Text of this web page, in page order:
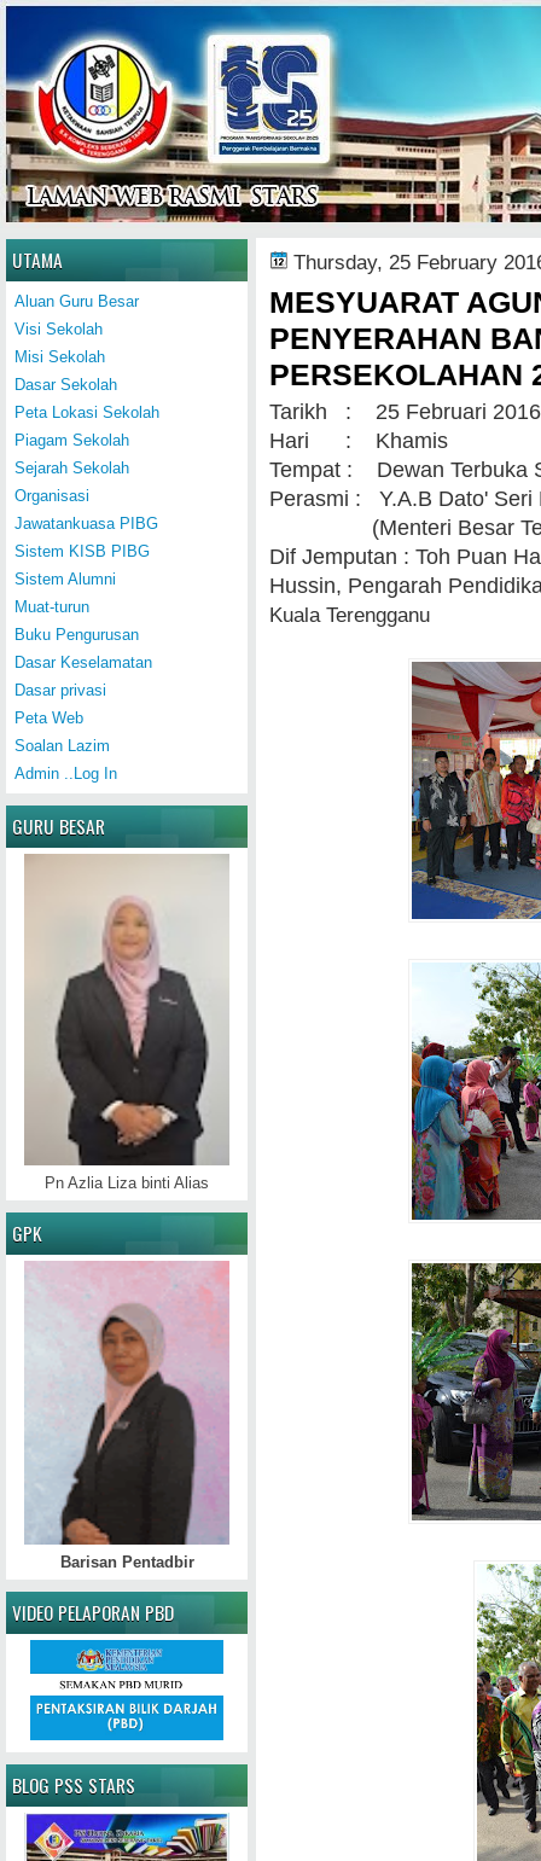
Home
Thursday, 25 February
MESYUARAT
PENYERAHAN
PERSEKOLAHAN
Tarikh : 25 Februari 2016
Hari : Khamis
Tempat : Dewan Terbuka
Perasmi : Y.A.B Dato' Seri
(Menteri Besar
Dif Jemputan : Toh Puan
Hussin, Pengarah
Kuala Terengganu
UTAMA
Aluan Guru Besar
Visi Sekolah
Misi Sekolah
Dasar Sekolah
Peta Lokasi Sekolah
Piagam Sekolah
Sejarah Sekolah
Organisasi
Jawatankuasa PIBG
Sistem KISB PIBG
Sistem Alumni
Muat-turun
Buku Pengurusan
Dasar Keselamatan
Dasar privasi
Peta Web
Soalan Lazim
Admin ..Log In
GURU BESAR
Pn Azlia Liza binti Alias
GPK
Barisan Pentadbir
VIDEO PELAPORAN PBD
BLOG PSS STARS